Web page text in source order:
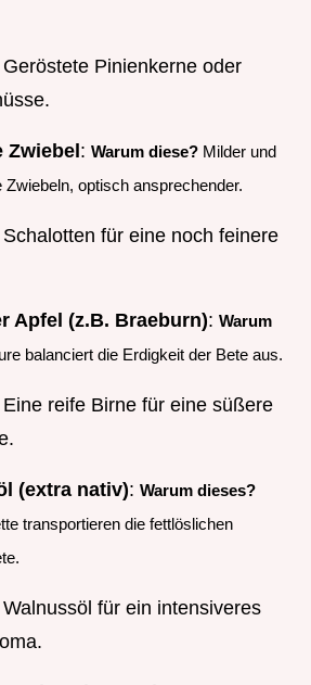
Geröstete Pinienkerne oder
Zwiebel: Warum diese? Milder und
optisch ansprechender.
Schalotten für eine noch feinere
Apfel (z.B. Braeburn): Warum
balanciert die Erdigkeit der Bete aus.
Eine reife Birne für eine süßere
(extra nativ): Warum dieses?
transportieren die fettlöslichen
Walnussöl für ein intensiveres